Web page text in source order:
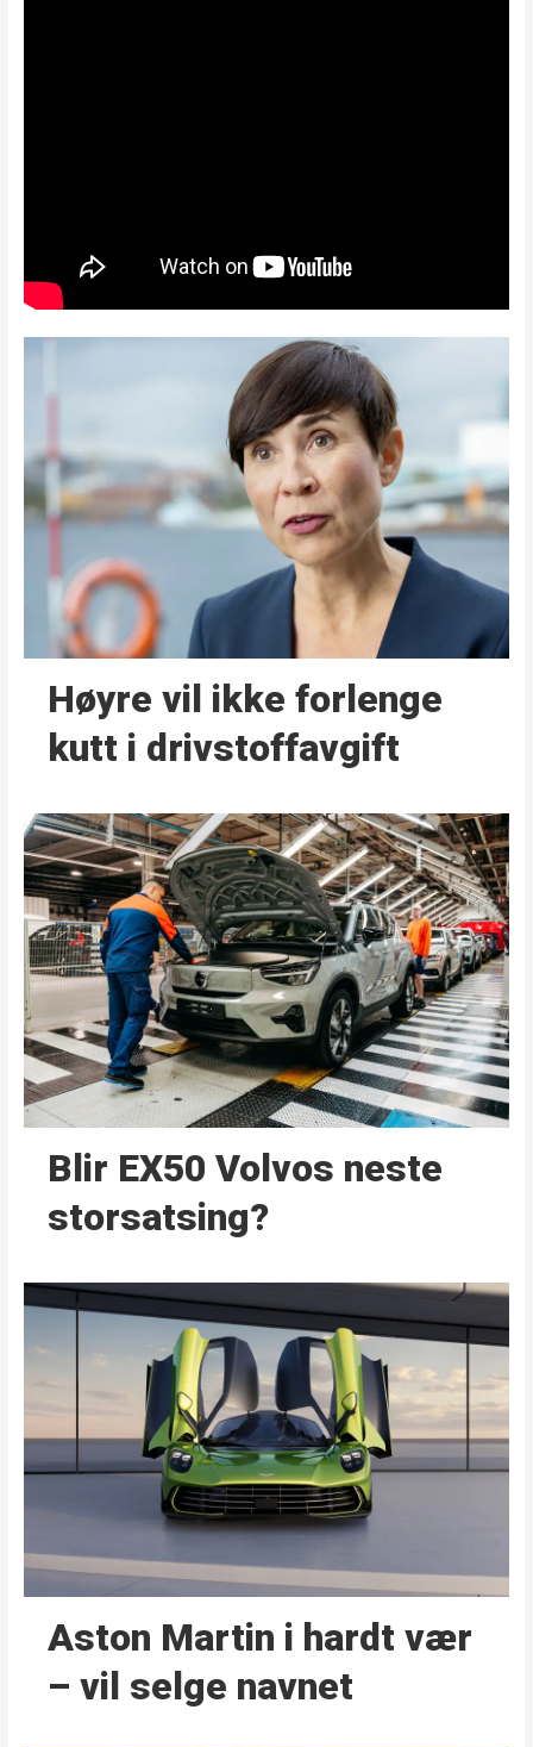
Høyre vil ikke forlenge
kutt i drivstoffavgift
Blir EX50 Volvos neste
storsatsing?
Aston Martin i hardt vær
– vil selge navnet